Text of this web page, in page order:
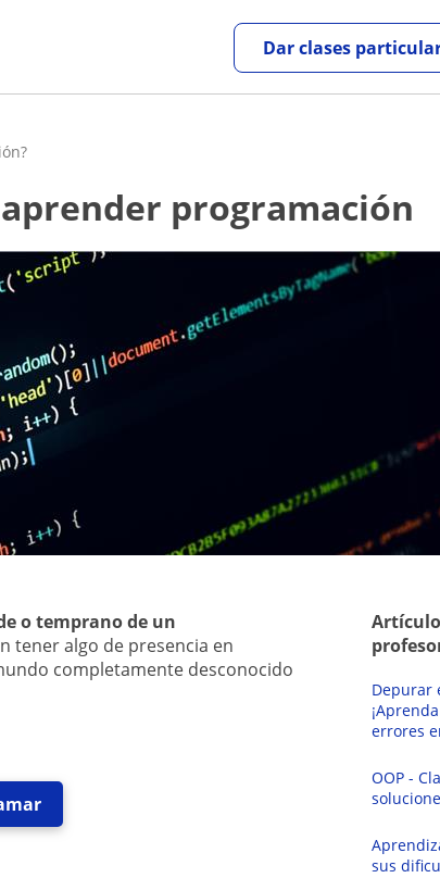
Dar clases
aprender programación
o temprano de un
tener algo de presencia en
completamente desconocido
Depurar
errores
OOP -
sus